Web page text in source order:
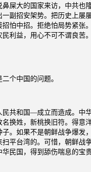
屎大的国家来访，中共也
副招安架势。把历史上屡
怕中招。拒绝怕局势紧张
利益，用心不可不谓良苦
个中国的问题。
共和国—成立而造成。中
换姓，新桃换旧符。得意
。如果不是朝鲜战争爆发
平台湾的。可惜，朝鲜战
民国，得到舔伤喘息的宝贵